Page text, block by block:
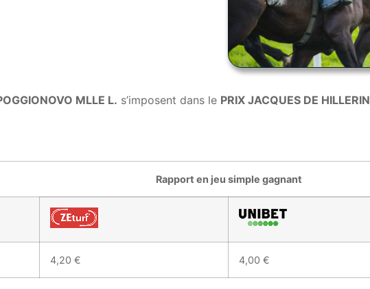
MLLE L. s’imposent dans le PRIX JACQUES DE HILLERIN
Rapport en jeu simple gagnant
4,20 € 4,00 €